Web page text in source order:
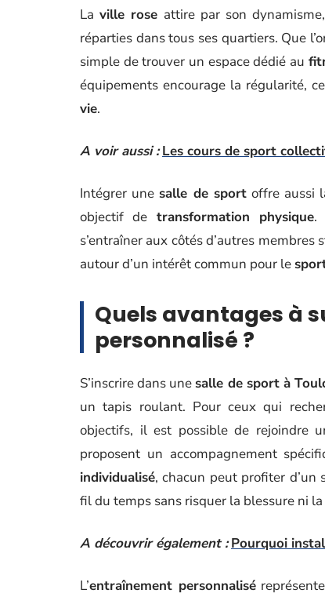
Laville rose attire par son
réparties dans tous ses quartiers. Que
simple de trouver un espace dédié au
équipements encourage la régularité,
vie.
A voir aussi : Les cours de sport
Intégrer une salle de sportoffre aussi
objectif de transformation physique.
s’entraîner aux côtés d’autres
autour d’un intérêt commun pour le
Quels avantages à
personnalisé ?
S’inscrire dans une salle de sport à
un tapis roulant. Pour ceux qui
objectifs, il est possible de rejoindre
proposent un accompagnement
individualisé, chacun peut profiter d’un
fil du temps sans risquer la blessure ni
A découvrir également : Pourquoi
L’entraînement personnalisé